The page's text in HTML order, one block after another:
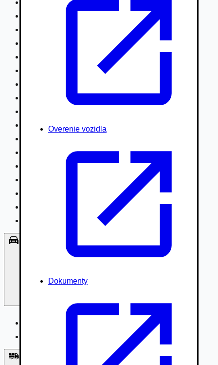
Overenie vozidla
Dokumenty
Nákladné vozidlá nad 7,5t
Vodné/Snežné skútre, štvorkolky
Poľnohospodárske vozidlá / stroje
Hydraulické ruky autožeriavy
Špeciály/nosiče kontajnerov
Návesy/prívesy nadstavby
Lode/člny, lietadlá/vznášadlá
Príslušenstvo, Oblečenie